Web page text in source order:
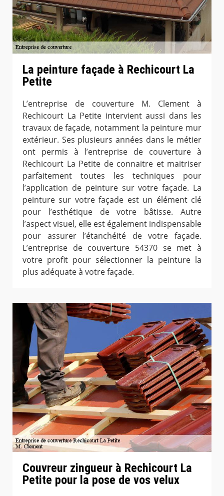
La peinture façade à Rechicourt La
Petite
L’entreprise de couverture M. Clement à
Rechicourt La Petite intervient aussi dans les
travaux de façade, notamment la peinture mur
extérieur. Ses plusieurs années dans le métier
ont permis à l’entreprise de couverture à
Rechicourt La Petite de connaitre et maitriser
parfaitement toutes les techniques pour
l’application de peinture sur votre façade. La
peinture sur votre façade est un élément clé
pour l’esthétique de votre bâtisse. Autre
l’aspect visuel, elle est également indispensable
pour assurer l’étanchéité de votre façade.
L’entreprise de couverture 54370 se met à
votre profit pour sélectionner la peinture la
plus adéquate à votre façade.
Couvreur zingueur à Rechicourt La
Petite pour la pose de vos velux